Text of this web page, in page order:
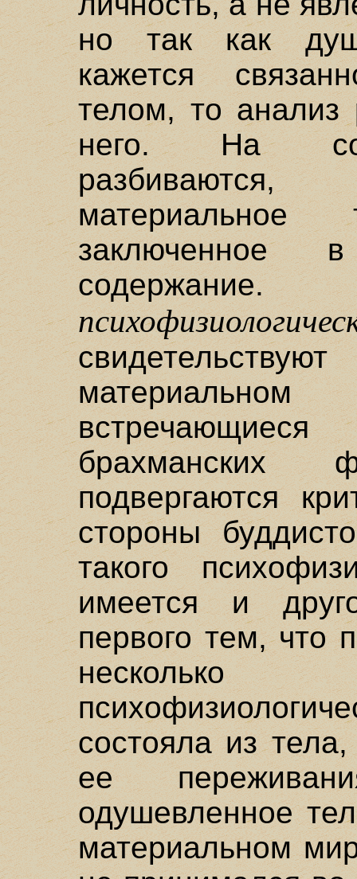
но так как
кажется
телом, то анализ
него. На
заключенное
брахманских
подвергаются
стороны
такого
имеется и
первого тем, что
состояла из
ее
одушевленное
материальном